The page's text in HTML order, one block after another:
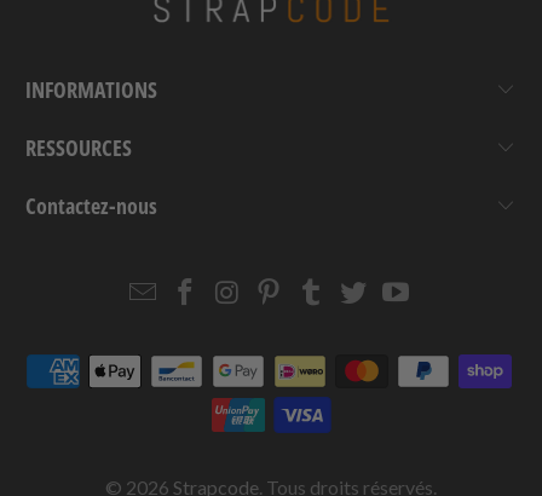
INFORMATIONS
RESSOURCES
Contactez-nous
EmailStrapcode
Facebook
Strapcode
Instagram
Strapcode
Pinterest
Strapcode
Tumblr
Strapcode
TwitterYouTube
© 2026 Strapcode. Tous droits réservés.